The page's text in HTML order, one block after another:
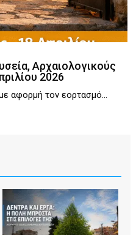
Αρχαιολογικούς
2026
αφορμή τον εορτασμό...